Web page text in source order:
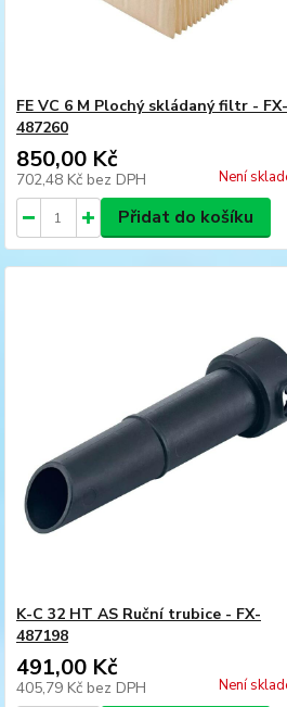
FE VC 6 M Plochý skládaný filtr - FX-
487260
850,00 Kč
702,48 Kč bez DPH Není
Přidat do košíku
K-C 32 HT AS Ruční trubice - FX-
487198
491,00 Kč
405,79 Kč bez DPH Není